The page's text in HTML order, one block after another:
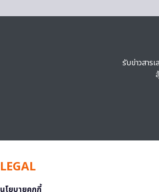
รับข่าวสาร
LEGAL
นโยบายคุกกี้